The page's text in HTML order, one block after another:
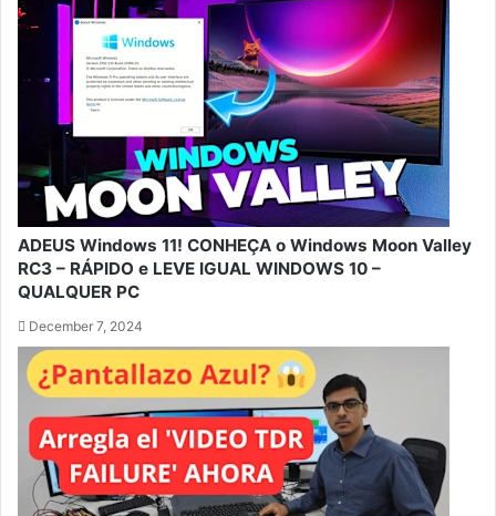
ADEUS Windows 11! CONHEÇA o Windows Moon Valley
RC3 – RÁPIDO e LEVE IGUAL WINDOWS 10 –
QUALQUER PC
December 7, 2024